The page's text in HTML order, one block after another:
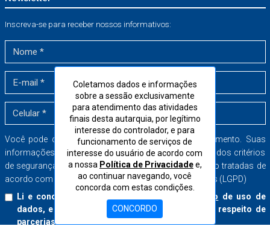
Inscreva-se para receber nossos informativos:
Você pode cancelar a sua inscrição a qualquer momento. Suas
informações serão armazenadas dentro dos mais rígidos critérios
de segurança no banco de dados do CORE-SP e serão tratadas de
acordo com a Lei Geral de Proteção de Dados Pessoais (LGPD)
Li e concordo com o
Termo de Consentimento de uso de
dados, e aceito receber boletins informativos a respeito de
parcerias e serviços do CORE-SP.
Coletamos dados e informações
sobre a sessão exclusivamente
para atendimento das atividades
finais desta autarquia, por legítimo
interesse do controlador, e para
funcionamento de serviços de
interesse do usuário de acordo com
a nossa Política de Privacidadee,
ao continuar navegando, você
concorda com estas condições.
CONCORDO